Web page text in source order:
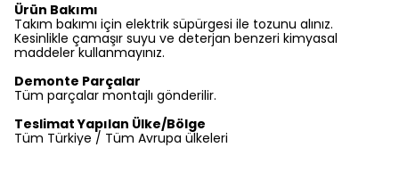
Ürün Bakımı
Takım bakımı için elektrik süpürgesi ile tozunu alınız.
Kesinlikle çamaşır suyu ve deterjan benzeri kimyasal
maddeler kullanmayınız.
Demonte Parçalar
Tüm parçalar montajlı gönderilir.
Teslimat Yapılan Ülke/Bölge
Tüm Türkiye / Tüm Avrupa ülkeleri